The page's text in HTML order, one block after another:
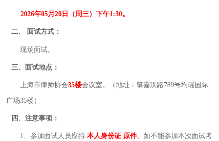
2026年05月 20日（周三）下午1:30。
二、 面试方式：
现场面试。
三、面试地点：
上海市律师协会35楼会议室。 （地址：肇嘉浜路789号均瑶国际
广场35楼）
四 、注意事项：
1、参加面试人员应持 本人身份证 原件。如不能参加本次面试考